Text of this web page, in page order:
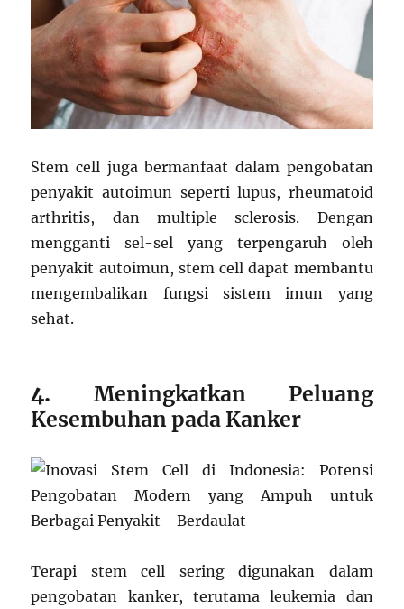
Stem cell juga bermanfaat dalam pengobatan
penyakit autoimun seperti lupus, rheumatoid
arthritis, dan multiple sclerosis. Dengan
mengganti sel-sel yang terpengaruh oleh
penyakit autoimun, stem cell dapat membantu
mengembalikan fungsi sistem imun yang
sehat.
4. Meningkatkan Peluang
Kesembuhan pada Kanker
Terapi stem cell sering digunakan dalam
pengobatan kanker, terutama leukemia dan